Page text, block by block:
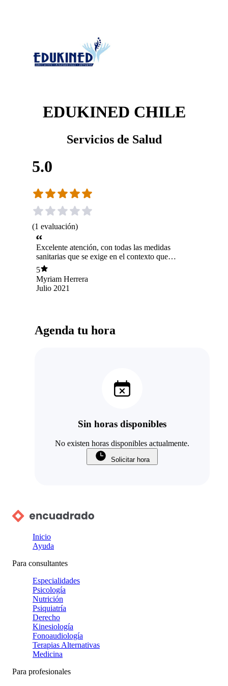
EDUKINED CHILE
Servicios de Salud
5.0
(1 evaluación)
Excelente atención, con todas las medidas
sanitarias que se exige en el contexto que
estamos. Felicitaciones por su entrega y
profesionalismo, y mas allá de lo técnico, por la
experiencia que me hicieron vivir
emocionalmente fue maravillosa, gracias a
5
Myriam Herrera
Julio 2021
Agenda tu hora
Sin horas disponibles
No existen horas disponibles actualmente.
Solicitar hora
Inicio
Ayuda
Para consultantes
Especialidades
Psicología
Nutrición
Psiquiatría
Derecho
Kinesiología
Fonoaudiología
Terapias Alternativas
Medicina
Para profesionales